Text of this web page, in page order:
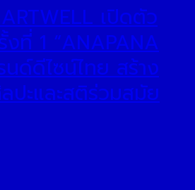
เปิดตัว
ที่ 1 “ANAPANA
นด์ดีไซน์ไทย สร้าง
ปะและสติร่วมสมัย